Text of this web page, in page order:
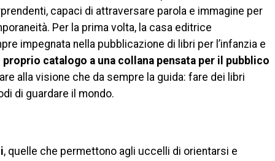
capaci di attraversare parola e immagine per
Per la prima volta, la casa editrice
impegnata nella pubblicazione di libri per l’infanzia e
proprio catalogo a una collana pensata per il pubblico
alla visione che da sempre la guida: fare dei libri
di guardare il mondo.
, quelle che permettono agli uccelli di orientarsi e